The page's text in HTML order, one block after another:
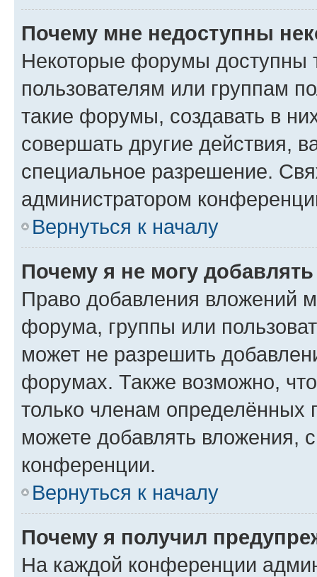
Почему мне недоступны
Некоторые форумы доступны
пользователям или группам
такие форумы, создавать в
совершать другие действия,
специальное разрешение.
администратором
Вернуться к началу
Почему я не могу
Право добавления вложений
форума, группы или
может не разрешить
форумах. Также возможно,
только членам определённых
можете добавлять вложения,
конференции.
Вернуться к началу
Почему я получил
На каждой конференции